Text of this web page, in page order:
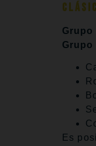
Grupo
Es